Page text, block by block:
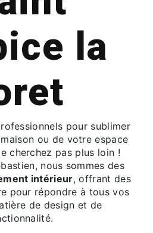
la
pour sublimer
ou de votre espace
cherchez pas plus loin !
nous sommes des
intérieur, offrant des
pour répondre à tous vos
de design et de